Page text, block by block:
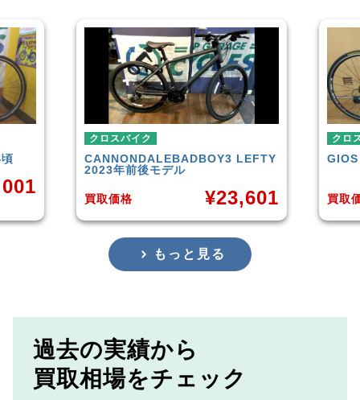
クロスバイク
GIOSMIATRAL 2019年頃モデル
買取価格
¥14,566
クロ
買取
もっと見る
過去の実績から
買取相場をチェック